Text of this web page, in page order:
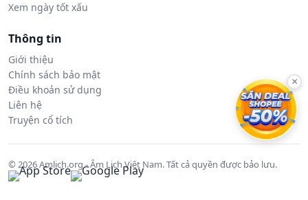
Xem ngày tốt xấu
Thông tin
Giới thiệu
Chính sách bảo mật
Điều khoản sử dụng
Liên hệ
Truyện cổ tích
© 2026 Amlich.org - Âm Lịch Việt Nam. Tất cả quyền được bảo lưu.
×